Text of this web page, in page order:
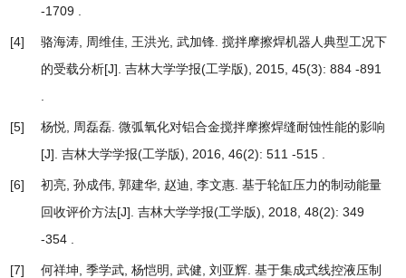
-1709 .
[4] 骆海涛, 周维佳, 王洪光, 武加锋. 搅拌摩擦焊机器人典型工况下
的受载分析[J]. 吉林大学学报(工学版), 2015, 45(3): 884 -891
[5] 杨悦, 周磊磊. 微弧氧化对铝合金搅拌摩擦焊缝耐蚀性能的影响
[J]. 吉林大学学报(工学版), 2016, 46(2): 511 -515 .
[6] 初亮, 孙成伟, 郭建华, 赵迪, 李文惠. 基于轮缸压力的制动能量
回收评价方法[J]. 吉林大学学报(工学版), 2018, 48(2): 349
-354 .
[7] 何祥坤, 季学武, 杨恺明, 武健, 刘亚辉. 基于集成式线控液压制